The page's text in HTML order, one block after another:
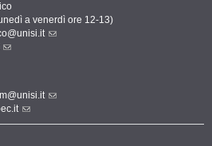
a venerdì ore 12-13)